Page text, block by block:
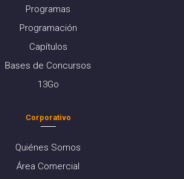
Programas
Programación
Capítulos
Bases de Concursos
13Go
Corporativo
Quiénes Somos
Área Comercial